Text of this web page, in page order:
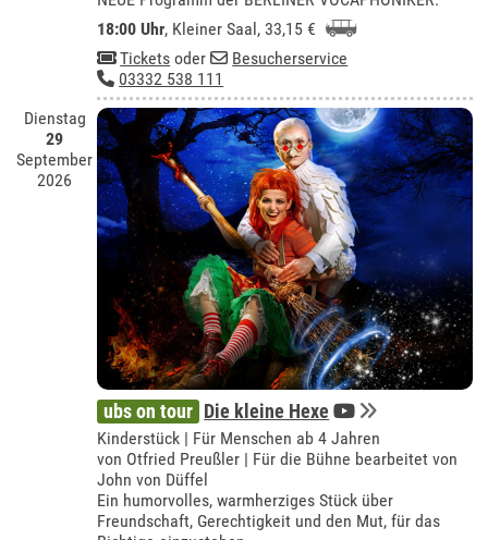
18:00 Uhr, Kleiner Saal, 33,15 €
Tickets oder
Besucherservice
03332 538 111
Dienstag
29
September
2026
ubs on tour Die kleine Hexe
Kinderstück | Für Menschen ab 4 Jahren
von Otfried Preußler | Für die Bühne bearbeitet von
John von Düffel
Ein humorvolles, warmherziges Stück über
Freundschaft, Gerechtigkeit und den Mut, für das